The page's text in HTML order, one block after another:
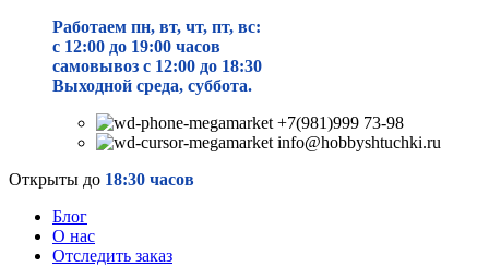
Работаем пн, вт, чт, пт, вс:
с 12:00 до 19:00 часов
самовывоз с 12:00 до 18:30
Выходной среда, суббота.
+7(981)999 73-98
info@hobbyshtuchki.ru
Открыты до 18:30 часов
Блог
О нас
Отследить заказ